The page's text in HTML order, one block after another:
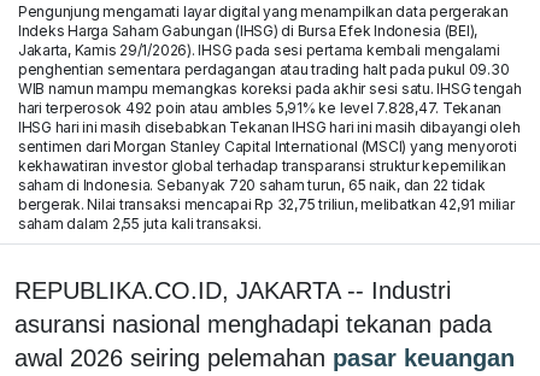
Pengunjung mengamati layar digital yang menampilkan data pergerakan
Indeks Harga Saham Gabungan (IHSG) di Bursa Efek Indonesia (BEI),
Jakarta, Kamis 29/1/2026). IHSG pada sesi pertama kembali mengalami
penghentian sementara perdagangan atau trading halt pada pukul 09.30
WIB namun mampu memangkas koreksi pada akhir sesi satu. IHSG tengah
hari terperosok 492 poin atau ambles 5,91% ke level 7.828,47. Tekanan
IHSG hari ini masih disebabkan Tekanan IHSG hari ini masih dibayangi oleh
sentimen dari Morgan Stanley Capital International (MSCI) yang menyoroti
kekhawatiran investor global terhadap transparansi struktur kepemilikan
saham di Indonesia. Sebanyak 720 saham turun, 65 naik, dan 22 tidak
bergerak. Nilai transaksi mencapai Rp 32,75 triliun, melibatkan 42,91 miliar
saham dalam 2,55 juta kali transaksi.
REPUBLIKA.CO.ID, JAKARTA -- Industri
asuransi nasional menghadapi tekanan pada
awal 2026 seiring pelemahan pasar keuangan